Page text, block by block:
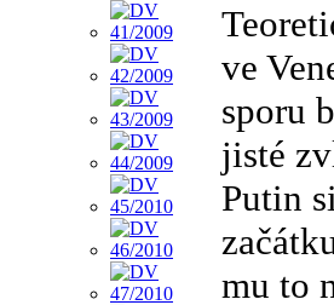
ve
sporu
jisté
Putin
mu to